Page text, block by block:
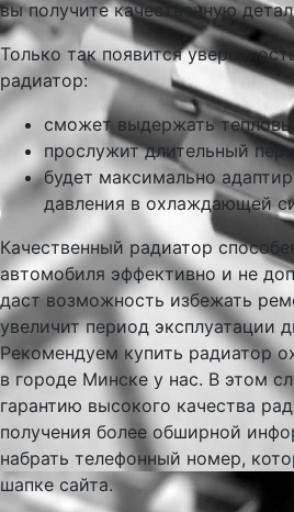
вы получите качественную
Только так появится
радиатор:
сможет выдержать
прослужит длительный
будет максимально
давления в охлаждающей
Качественный радиатор
автомобиля эффективно и не
даст возможность избежать
увеличит период эксплуатации
Рекомендуем купить радиатор
в городе Минске у нас. В этом
гарантию высокого качества
получения более обширной
набрать телефонный номер,
шапке сайта.